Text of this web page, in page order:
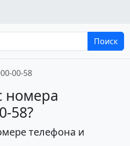
Поиск
00-58
номера
58?
телефона и